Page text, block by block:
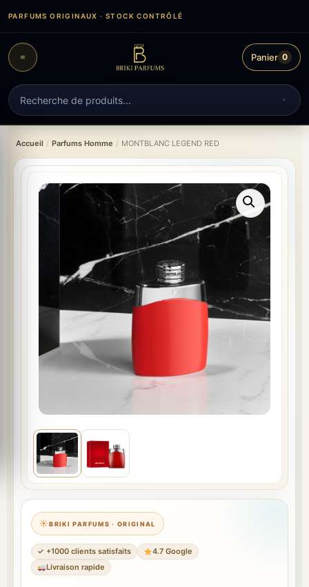
contenu
PARFUMS ORIGINAUX · STOCK CONTRÔLÉ
Recherche
de
produits
Panier 0
Accueil / Parfums Homme / MONTBLANC LEGEND RED
BRIKI PARFUMS · ORIGINAL
✓ +1000 clients satisfaits
4.7 Google
Livraison rapide